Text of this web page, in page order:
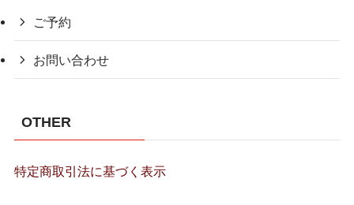
ご予約
お問い合わせ
OTHER
特定商取引法に基づく表示